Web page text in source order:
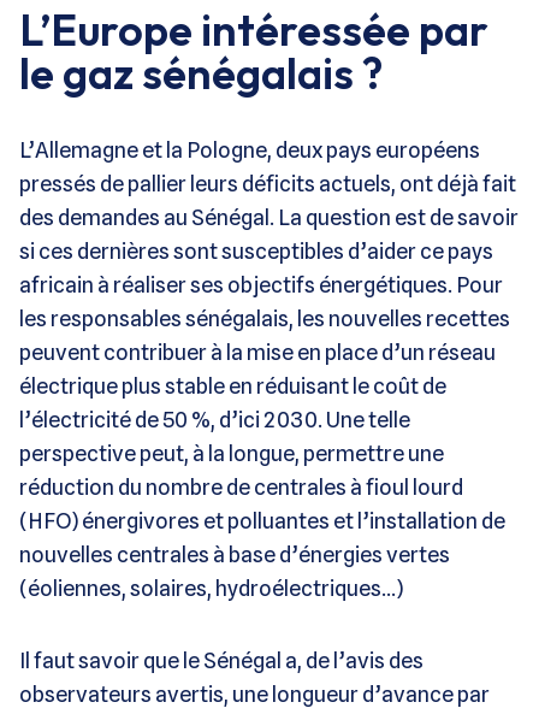
L’Europe intéressée par
le gaz sénégalais ?
L’Allemagne et la Pologne, deux pays européens
pressés de pallier leurs déficits actuels, ont déjà fait
des demandes au Sénégal. La question est de savoir
si ces dernières sont susceptibles d’aider ce pays
africain à réaliser ses objectifs énergétiques. Pour
les responsables sénégalais, les nouvelles recettes
peuvent contribuer à la mise en place d’un réseau
électrique plus stable en réduisant le coût de
l’électricité de 50 %, d’ici 2030. Une telle
perspective peut, à la longue, permettre une
réduction du nombre de centrales à fioul lourd
(HFO) énergivores et polluantes et l’installation de
nouvelles centrales à base d’énergies vertes
(éoliennes, solaires, hydroélectriques…)
Il faut savoir que le Sénégal a, de l’avis des
observateurs avertis, une longueur d’avance par